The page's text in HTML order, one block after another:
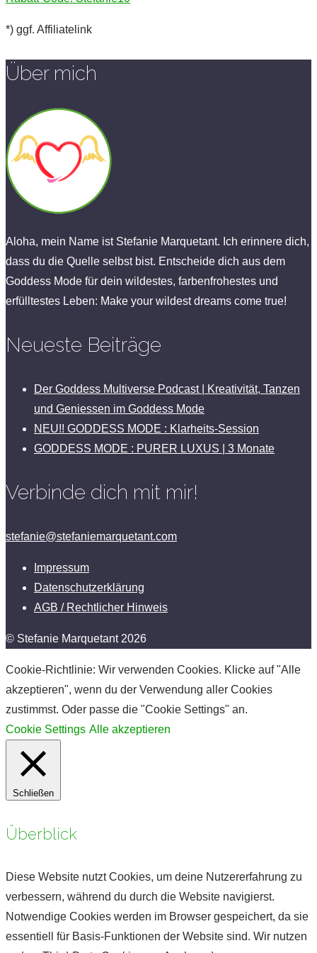
*) ggf. Affiliatelink
Über mich
Aloha, mein Name ist Stefanie Marquetant. Ich erinnere dich,
dass du die Quelle selbst bist. Entscheide dich aus dem
Goddess Mode für dein wildestes, farbenfrohestes und
erfülltestes Leben: Make your wildest dreams come true!
Neueste Beiträge
Der Goddess Multiverse Podcast | Kreativität, Tanzen
und Geniessen im Goddess Mode
NEU!! GODDESS MODE : Klarheits-Session
GODDESS MODE : PURER LUXUS | 3 Monate
Verbinde dich mit mir!
stefanie@stefaniemarquetant.com
Impressum
Datenschutzerklärung
AGB / Rechtlicher Hinweis
© Stefanie Marquetant 2026
Cookie-Richtlinie: Wir verwenden Cookies. Klicke auf "Alle
akzeptieren", wenn du der Verwendung aller Cookies
zustimmst. Oder passe die "Cookie Settings" an.
Cookie Settings Alle akzeptieren
Schließen
Überblick
Diese Website nutzt Cookies, um deine Nutzererfahrung zu
verbessern, während du durch die Website navigierst.
Notwendige Cookies werden im Browser gespeichert, da sie
essentiell für Basis-Funktionen der Website sind. Wir nutzen